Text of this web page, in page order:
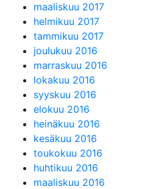
maaliskuu 2017
helmikuu 2017
tammikuu 2017
joulukuu 2016
marraskuu 2016
lokakuu 2016
syyskuu 2016
elokuu 2016
heinäkuu 2016
kesäkuu 2016
toukokuu 2016
huhtikuu 2016
maaliskuu 2016